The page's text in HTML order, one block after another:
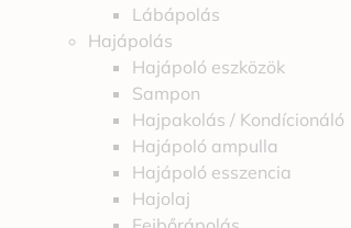
Lábápolás
Hajápolás
Hajápoló eszközök
Sampon
Hajpakolás / Kondícionáló
Hajápoló ampulla
Hajápoló esszencia
Hajolaj